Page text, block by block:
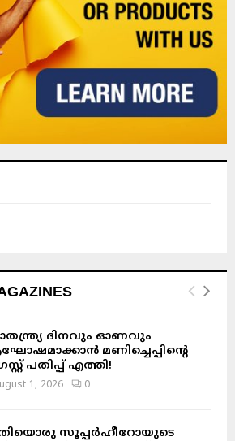
ദിനവും ഓണവും
മണിച്ചെപ്പിന്റെ
പതിപ്പ് എത്തി!
1, 2026 0
സൂപ്പർഹീറോയുടെ